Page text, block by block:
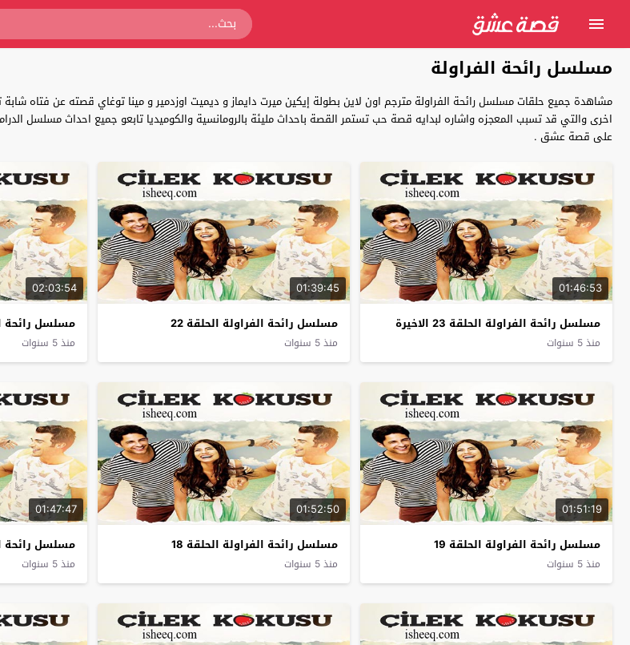
مسلسل رائحة الفراولة
مشاهدة جميع حلقات مسلسل رائحة الفراولة مترجم اون لاين بطولة إيكين ميرت دايماز و ديميت اوزدمير و مينا توغاي قصته عن فتاه
على قصة عشق .
01:46:53
مسلسل رائحة الفراولة الحلقة 23 الاخيرة
منذ 5 سنوات
01:39:45
مسلسل رائحة الفراولة الحلقة 22
منذ 5 سنوات
02:03:54
مسلسل رائحة
منذ 5 سنوات
01:51:19
مسلسل رائحة الفراولة الحلقة 19
منذ 5 سنوات
01:52:50
مسلسل رائحة الفراولة الحلقة 18
منذ 5 سنوات
01:47:47
مسلسل رائحة
منذ 5 سنوات